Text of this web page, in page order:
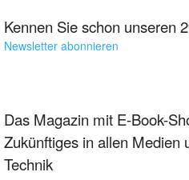
Kennen Sie schon unseren
Newsletter abonnieren
Das Magazin mit E-Book-
Zukünftiges in allen Medien
Technik